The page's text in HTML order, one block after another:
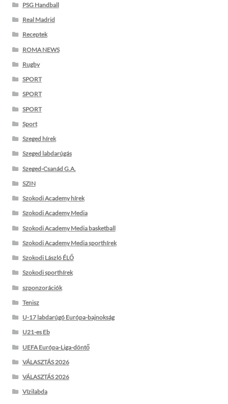
PSG Handball
Real Madrid
Receptek
ROMA NEWS
Rugby
SPORT
SPORT
SPORT
Sport
Szeged hírek
Szeged labdarúgás
Szeged-Csanád G.A.
SZIN
Szokodi Academy hírek
Szokodi Academy Media
Szokodi Academy Media basketball
Szokodi Academy Media sporthírek
Szokodi László ÉLŐ
Szokodi sporthírek
szponzorációk
Tenisz
U-17 labdarúgó Európa-bajnokság
U21-es Eb
UEFA Európa-Liga-döntő
VÁLASZTÁS 2026
VÁLASZTÁS 2026
Vízilabda